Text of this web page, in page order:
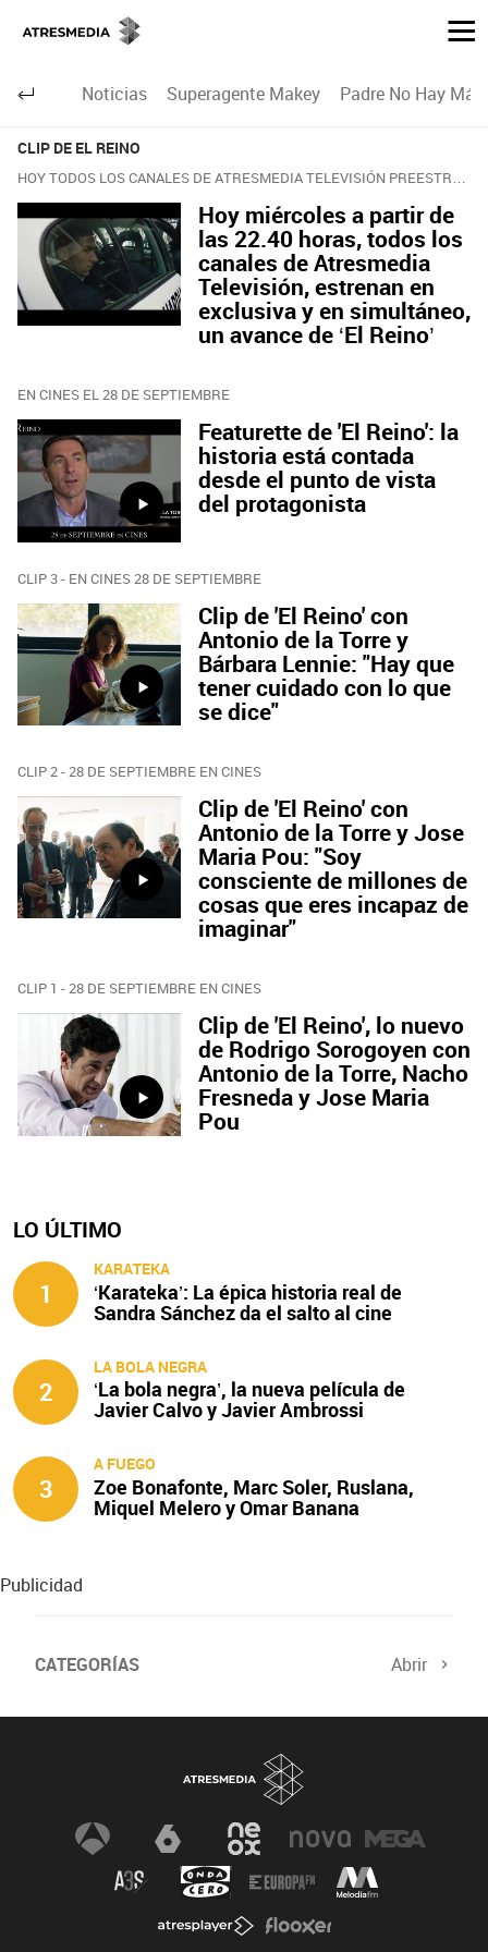
Noticias Superagente Makey Padre No Hay
CLIP DE EL REINO
HOY TODOS LOS CANALES DE ATRESMEDIA TELEVISIÓN PREESTRENAN EN EXCLUISVA UN AVANCE DE 'EL REINO'
Hoy miércoles a partir de
las 22.40 horas, todos los
canales de Atresmedia
Televisión, estrenan en
exclusiva y en simultáneo,
un avance de ‘El Reino’
EN CINES EL 28 DE SEPTIEMBRE
Featurette de 'El Reino': la
historia está contada
desde el punto de vista
del protagonista
CLIP 3 - EN CINES 28 DE SEPTIEMBRE
Clip de 'El Reino' con
Antonio de la Torre y
Bárbara Lennie: "Hay que
tener cuidado con lo que
se dice"
CLIP 2 - 28 DE SEPTIEMBRE EN CINES
Clip de 'El Reino' con
Antonio de la Torre y Jose
Maria Pou: "Soy
consciente de millones de
cosas que eres incapaz de
imaginar"
CLIP 1 - 28 DE SEPTIEMBRE EN CINES
Clip de 'El Reino', lo nuevo
de Rodrigo Sorogoyen con
Antonio de la Torre, Nacho
Fresneda y Jose Maria
Pou
LO ÚLTIMO
1
KARATEKA
‘Karateka’: La épica historia real de
Sandra Sánchez da el salto al cine
2
LA BOLA NEGRA
‘La bola negra’, la nueva película de
Javier Calvo y Javier Ambrossi
3
A FUEGO
Zoe Bonafonte, Marc Soler, Ruslana,
Miquel Melero y Omar Banana
protagonizan ‘A fuego’
Publicidad
CATEGORÍAS Abrir